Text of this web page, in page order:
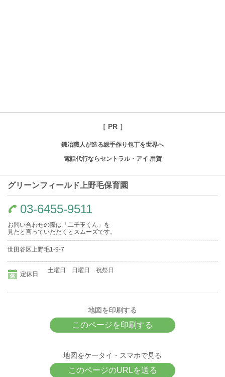
［ PR ］
鍛冶職人が造る総手作り包丁を世界へ
電話代行ならセントラル・アイ 用賀
グリーンフィールド上野毛保育園
03-6455-9511
お問い合わせの際は「二子玉くん」を
見たと言っていただくとスムーズです。
世田谷区上野毛1-9-7
定休日
土曜日 日曜日 祝祭日
地図を印刷する
このページを印刷する
地図をケータイ・スマホで見る
このページのURLを送る